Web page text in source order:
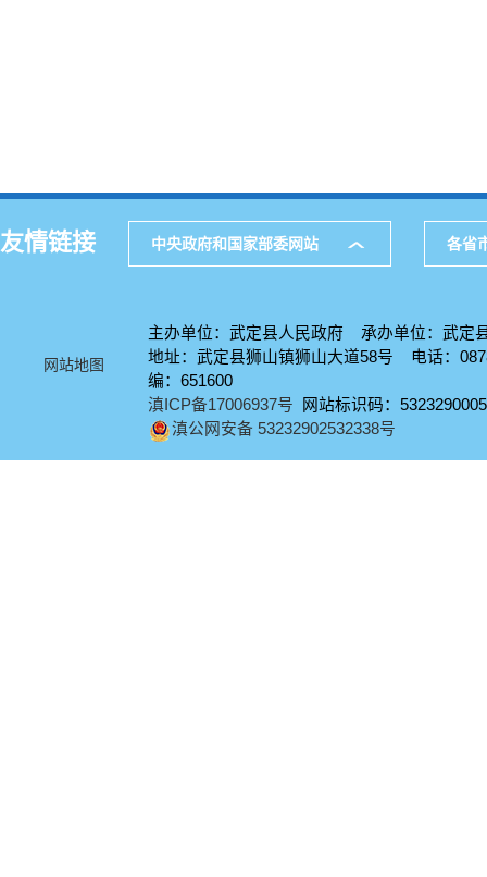
友情链接 中央政府和国家部委网站 各省
网站地图
主办单位：武定县人民政府 承办单位：武定
地址：武定县狮山镇狮山大道58号 电话：
编：651600
滇ICP备17006937号 网站标识码：5323290005
滇公网安备 53232902532338号